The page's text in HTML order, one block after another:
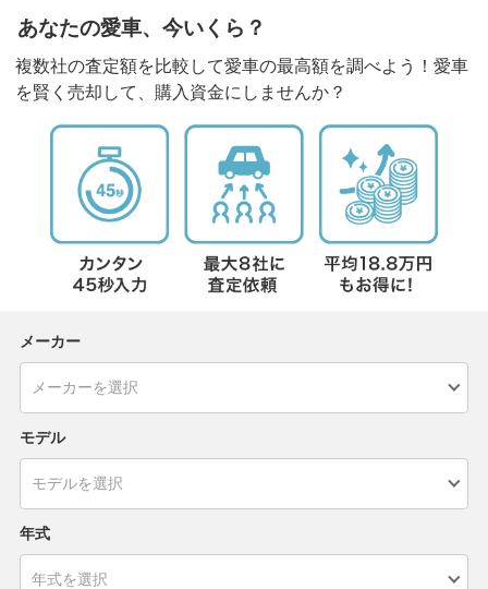
あなたの愛車、今いくら？
複数社の査定額を比較して愛車の最高額を調べよう！愛車
を賢く売却して、購入資金にしませんか？
メーカー
モデル
年式